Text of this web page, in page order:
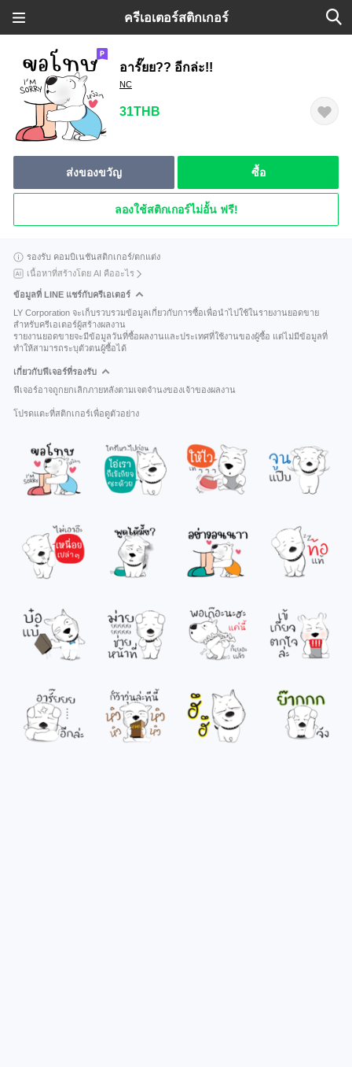
ครีเอเตอร์สติกเกอร์
อารั๊ยย?? อีกล่ะ!!
NC
31THB
ส่งของขวัญ ซื้อ
ลองใช้สติกเกอร์ไม่อั้น ฟรี!
รองรับ คอมบิเนชันสติกเกอร์/ตกแต่ง
เนื้อหาที่สร้างโดย AI คืออะไร
ข้อมูลที่ LINE แชร์กับครีเอเตอร์
LY Corporation จะเก็บรวบรวมข้อมูลเกี่ยวกับการซื้อเพื่อนำไปใช้ในรายงานยอดขาย
สำหรับครีเอเตอร์ผู้สร้างผลงาน
รายงานยอดขายจะมีข้อมูลวันที่ซื้อผลงานและประเทศที่ใช้งานของผู้ซื้อ แต่ไม่มีข้อมูลที่
ทำให้สามารถระบุตัวตนผู้ซื้อได้
เกี่ยวกับฟีเจอร์ที่รองรับ
ฟีเจอร์อาจถูกยกเลิกภายหลังตามเจตจำนงของเจ้าของผลงาน
โปรดแตะที่สติกเกอร์เพื่อดูตัวอย่าง